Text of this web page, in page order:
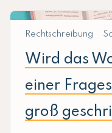
Rechtschreibung
Wird das
einer
groß